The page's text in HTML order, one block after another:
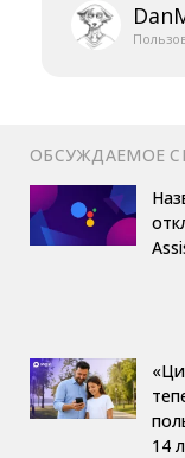
ОБСУЖДАЕМОЕ
14